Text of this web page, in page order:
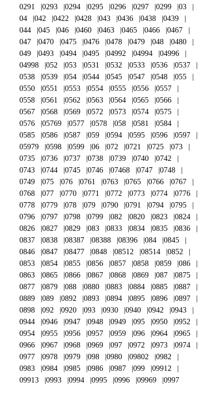
0291 0293 0294 0295 0296 0297 0299
03
04
042 0422 0428 043 0436 0438
0439
044
045 046 0460 0463 0465 0466
0467
047
0470 0475 0476 0478 0479 048
0480
049
0493 0494 0495 04992 04994
04996
04998
052 053 0531 0532 0533 0536
0537
0538
0539 054 0544 0545 0547 0548
055
0550
0551 0553 0554 0555 0556
0557
0558
0561 0562 0563 0564 0565
0566
0567
0568 0569 0572 0573 0574
0575
0576
05769 0577 0578 058 0581
0584
0585
0586 0587 059 0594 0595 0596
0597
05979
0598 0599 06 072 0721 0725
073
0735
0736 0737 0738 0739 0740
0742
0743
0744 0745 0746 07468 0747
0748
0749
075 076 0761 0763 0765 0766
0767
0768
077 0770 0771 0772 0773 0774
0776
0778
0779 078 079 0790 0791 0794
0795
0796
0797 0798 0799 082 0820 0823
0824
0826
0827 0829 083 0833 0834 0835
0836
0837
0838 08387 08388 08396 084
0845
0846
0847 08477 0848 08512 08514
0852
0853
0854 0855 0856 0857 0858 0859
086
0863
0865 0866 0867 0868 0869 087
0875
0877
0879 088 0880 0883 0884 0885
0887
0889
089 0892 0893 0894 0895 0896
0897
0898
092 0920 093 0930 0940 0942
0943
0944
0946 0947 0948 0949 095 0950
0952
0954
0955 0956 0957 0959 096 0964
0965
0966
0967 0968 0969 097 0972 0973
0974
0977
0978 0979 098 0980 09802
0982
0983
0984 0985 0986 0987 099
09912
09913
0993 0994 0995 0996 09969 0997